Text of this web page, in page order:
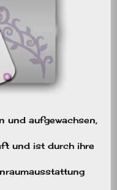
und aufgewachsen,
und ist durch ihre